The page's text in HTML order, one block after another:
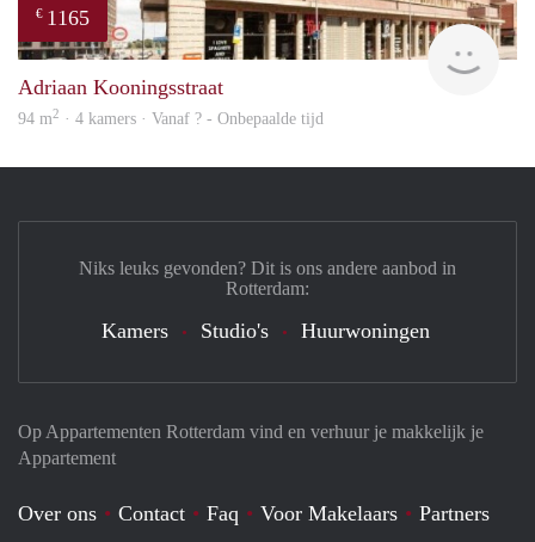
€ 1165
Adriaan Kooningsstraat
94 m2 · 4 kamers · Vanaf ? - Onbepaalde tijd
Op Appartementen Rotterdam vind en verhuur je makkelijk je
Appartement
Over ons Contact Faq Voor Makelaars Partners
Niks leuks gevonden? Dit is ons andere aanbod in
Rotterdam:
Kamers Studio's Huurwoningen